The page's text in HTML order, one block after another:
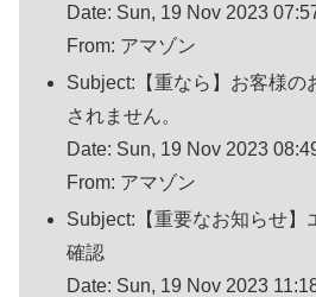
Date: Sun, 19 Nov 2023
From: アマゾン
Subject:【重なら】お客様の
されません。
Date: Sun, 19 Nov 2023
From: アマゾン
Subject:【重要なお知らせ】
確認
Date: Sun, 19 Nov 2023